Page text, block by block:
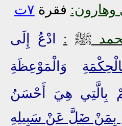
فقرة ٧ت
ﷺ :
ادْعُ إِلَى
وَالْمَوْعِظَةِ
بِالَّتِي هِيَ أَحْسَنُ
بِمَنْ ضَلَّ عَنْ سَبِيلِهِ